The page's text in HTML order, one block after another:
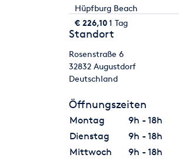
Hüpfburg Beach
€ 226,101 Tag
Standort
Rosenstraße 6
32832 Augustdorf
Deutschland
Öffnungszeiten
Montag
9h - 18h
Dienstag
9h - 18h
Mittwoch
9h - 18h